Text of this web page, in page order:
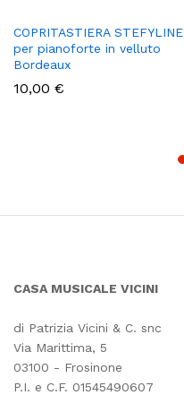
COPRITASTIERA STEFYLINE
per pianoforte in velluto
Bordeaux
10,00 €
CASA MUSICALE VICINI
di Patrizia Vicini & C. snc
Via Marittima, 5
03100 - Frosinone
P.I. e C.F. 01545490607